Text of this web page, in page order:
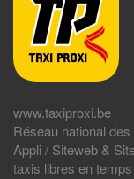
www.taxiproxi.be
Réseau national
Appli / Siteweb &
taxis libres en